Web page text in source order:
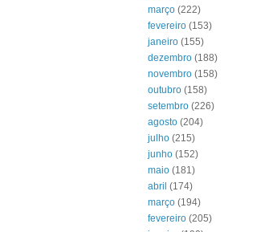
março (222)
fevereiro (153)
janeiro (155)
dezembro (188)
novembro (158)
outubro (158)
setembro (226)
agosto (204)
julho (215)
junho (152)
maio (181)
abril (174)
março (194)
fevereiro (205)